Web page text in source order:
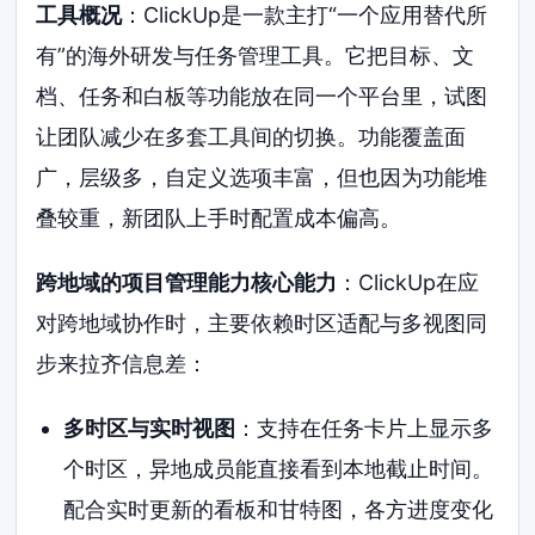
工具概况：ClickUp是一款主打“一个应用替代所
有”的海外研发与任务管理工具。它把目标、文
档、任务和白板等功能放在同一个平台里，试图
让团队减少在多套工具间的切换。功能覆盖面
广，层级多，自定义选项丰富，但也因为功能堆
叠较重，新团队上手时配置成本偏高。
跨地域的项目管理能力核心能力 ：ClickUp在应
对跨地域协作时，主要依赖时区适配与多视图同
步来拉齐信息差：
多时区与实时视图 ：支持在任务卡片上显示多
个时区，异地成员能直接看到本地截止时间。
配合实时更新的看板和甘特图，各方进度变化